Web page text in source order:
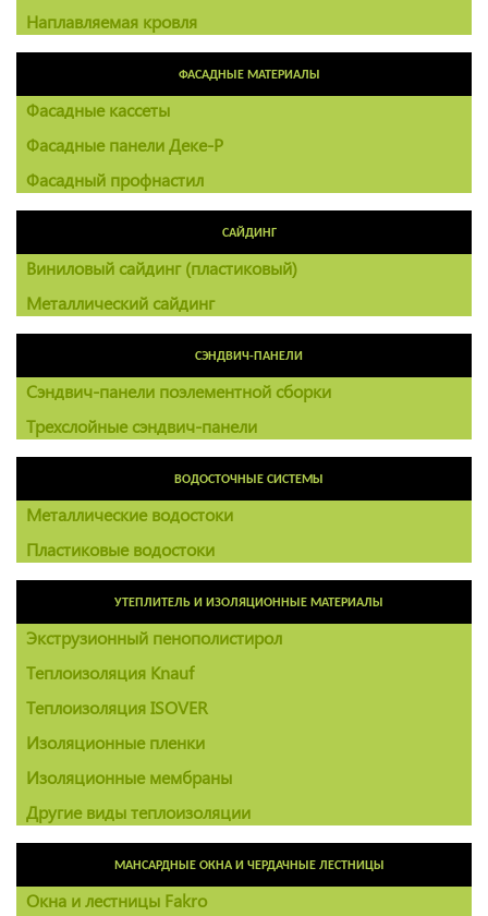
Наплавляемая кровля
ФАСАДНЫЕ МАТЕРИАЛЫ
Фасадные кассеты
Фасадные панели Деке-Р
Фасадный профнастил
САЙДИНГ
Виниловый сайдинг (пластиковый)
Металлический сайдинг
СЭНДВИЧ-ПАНЕЛИ
Сэндвич-панели поэлементной сборки
Трехслойные сэндвич-панели
ВОДОСТОЧНЫЕ СИСТЕМЫ
Металлические водостоки
Пластиковые водостоки
УТЕПЛИТЕЛЬ И ИЗОЛЯЦИОННЫЕ МАТЕРИАЛЫ
Экструзионный пенополистирол
Теплоизоляция Knauf
Теплоизоляция ISOVER
Изоляционные пленки
Изоляционные мембраны
Другие виды теплоизоляции
МАНСАРДНЫЕ ОКНА И ЧЕРДАЧНЫЕ ЛЕСТНИЦЫ
Окна и лестницы Fakro